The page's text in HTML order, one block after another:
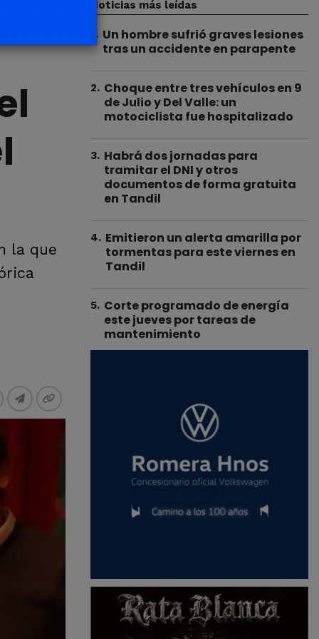
la que
Noticias más leídas
. Un hombre sufrió graves lesiones
tras un accidente en parapente
2. Choque entre tres vehículos en 9
de Julio y Del Valle: un
motociclista fue hospitalizado
3. Habrá dos jornadas para
tramitar el DNI y otros
documentos de forma gratuita
en Tandil
4. Emitieron un alerta amarilla por
tormentas para este viernes en
Tandil
5. Corte programado de energía
este jueves por tareas de
mantenimiento